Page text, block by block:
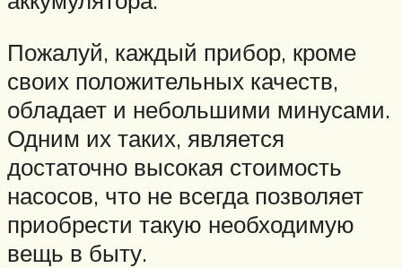
Пожалуй, каждый прибор, кроме
своих положительных качеств,
обладает и небольшими минусами.
Одним их таких, является
достаточно высокая стоимость
насосов, что не всегда позволяет
приобрести такую необходимую
вещь в быту.